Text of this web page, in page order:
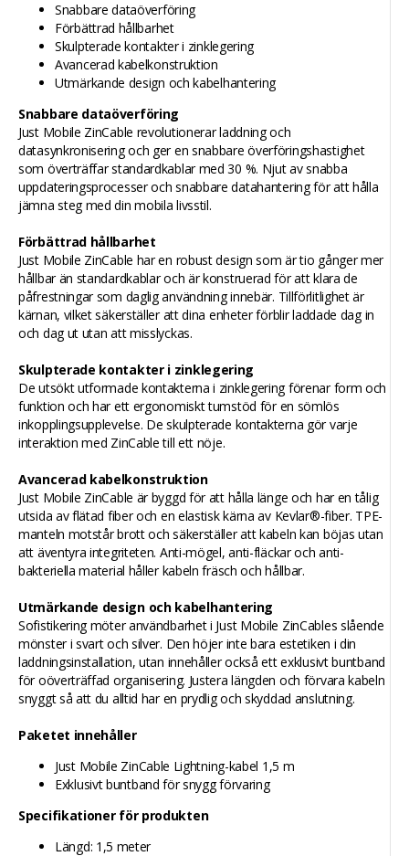
Snabbare dataöverföring
Förbättrad hållbarhet
Skulpterade kontakter i zinklegering
Avancerad kabelkonstruktion
Utmärkande design och kabelhantering
Snabbare dataöverföring
Just Mobile ZinCable revolutionerar laddning och
datasynkronisering och ger en snabbare överföringshastighet
som överträffar standardkablar med 30 %. Njut av snabba
uppdateringsprocesser och snabbare datahantering för att hålla
jämna steg med din mobila livsstil.
Förbättrad hållbarhet
Just Mobile ZinCable har en robust design som är tio gånger mer
hållbar än standardkablar och är konstruerad för att klara de
påfrestningar som daglig användning innebär. Tillförlitlighet är
kärnan, vilket säkerställer att dina enheter förblir laddade dag in
och dag ut utan att misslyckas.
Skulpterade kontakter i zinklegering
De utsökt utformade kontakterna i zinklegering förenar form och
funktion och har ett ergonomiskt tumstöd för en sömlös
inkopplingsupplevelse. De skulpterade kontakterna gör varje
interaktion med ZinCable till ett nöje.
Avancerad kabelkonstruktion
Just Mobile ZinCable är byggd för att hålla länge och har en tålig
utsida av flätad fiber och en elastisk kärna av Kevlar®-fiber. TPE-
manteln motstår brott och säkerställer att kabeln kan böjas utan
att äventyra integriteten. Anti-mögel, anti-fläckar och anti-
bakteriella material håller kabeln fräsch och hållbar.
Utmärkande design och kabelhantering
Sofistikering möter användbarhet i Just Mobile ZinCables slående
mönster i svart och silver. Den höjer inte bara estetiken i din
laddningsinstallation, utan innehåller också ett exklusivt buntband
för oöverträffad organisering. Justera längden och förvara kabeln
snyggt så att du alltid har en prydlig och skyddad anslutning.
Paketet innehåller
Just Mobile ZinCable Lightning-kabel 1,5 m
Exklusivt buntband för snygg förvaring
Specifikationer för produkten
Längd: 1,5 meter